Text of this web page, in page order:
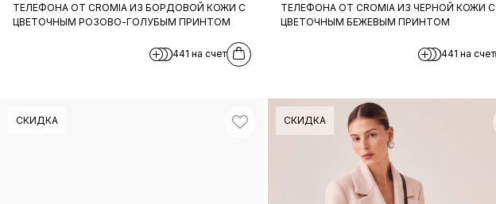
ТЕЛЕФОНА ОТ CROMIA ИЗ БОРДОВОЙ КОЖИ C
ЦВЕТОЧНЫМ РОЗОВО-ГОЛУБЫМ ПРИНТОМ
441 на счет
ТЕЛЕФОНА ОТ CROMIA ИЗ ЧЕРНОЙ КОЖИ C
ЦВЕТОЧНЫМ БЕЖЕВЫМ ПРИНТОМ
441 на счет
СКИДКА СКИДКА